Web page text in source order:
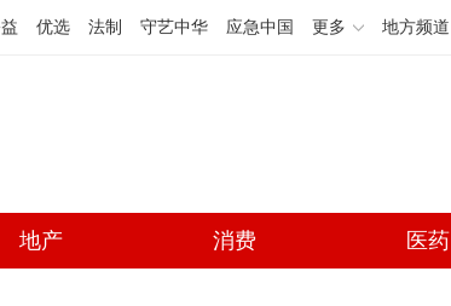
优选 法制 守艺中华 应急中国 更多 地方频道
地产 消费 医药